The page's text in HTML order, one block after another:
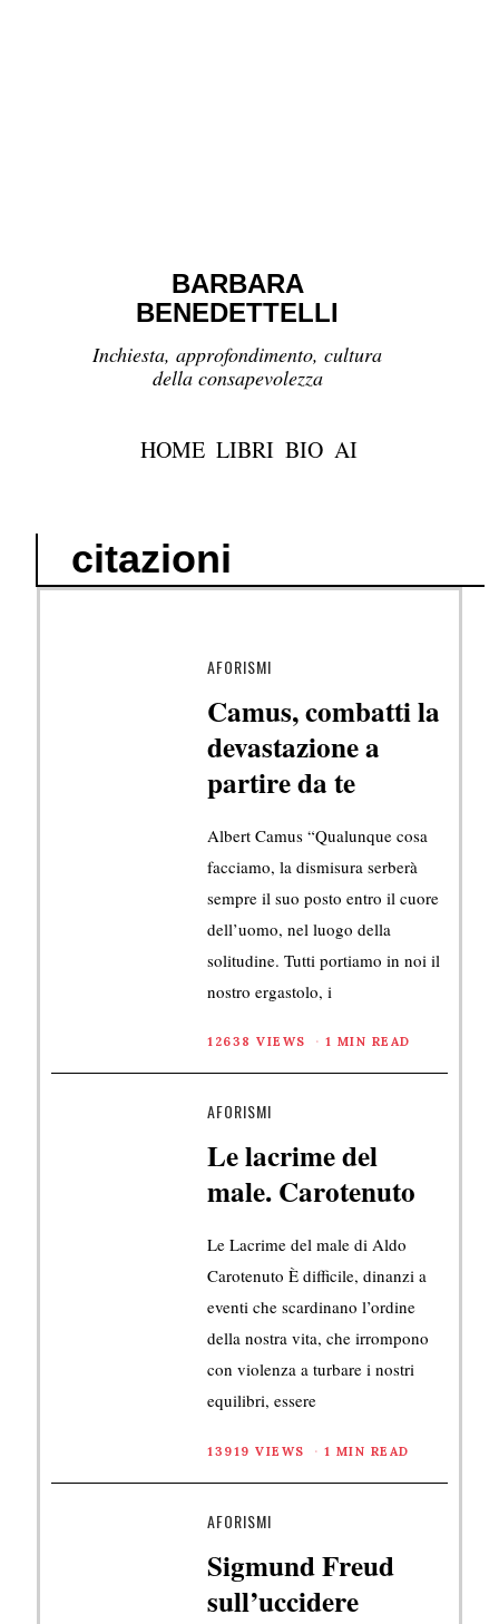
BARBARA
BENEDETTELLI
Inchiesta, approfondimento, cultura
della consapevolezza
HOME LIBRI BIO AI
citazioni
AFORISMI
Camus, combatti la
devastazione a
partire da te
Albert Camus “Qualunque cosa
facciamo, la dismisura serberà
sempre il suo posto entro il cuore
dell’uomo, nel luogo della
solitudine. Tutti portiamo in noi il
nostro ergastolo, i
12638 VIEWS 1 MIN READ
AFORISMI
Le lacrime del
male. Carotenuto
Le Lacrime del male di Aldo
Carotenuto È difficile, dinanzi a
eventi che scardinano l’ordine
della nostra vita, che irrompono
con violenza a turbare i nostri
equilibri, essere
13919 VIEWS 1 MIN READ
AFORISMI
Sigmund Freud
sull’uccidere